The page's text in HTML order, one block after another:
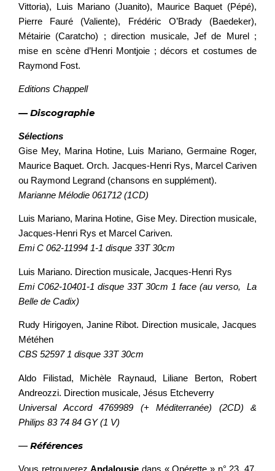
Vittoria), Luis Mariano (Juanito), Maurice Baquet (Pépé),
Pierre Fauré (Valiente), Frédéric O’Brady (Baedeker),
Métairie (Caratcho) ; direction musicale, Jef de Murel ;
mise en scène d’Henri Montjoie ; décors et costumes de
Raymond Fost.
Editions Chappell
— Discographie
Sélections
Gise Mey, Marina Hotine, Luis Mariano, Germaine Roger,
Maurice Baquet. Orch. Jacques-Henri Rys, Marcel Cariven
ou Raymond Legrand (chansons en supplément).
Marianne Mélodie 061712 (1CD)
Luis Mariano, Marina Hotine, Gise Mey. Direction musicale,
Jacques-Henri Rys et Marcel Cariven.
Emi C 062-11994 1-1 disque 33T 30cm
Luis Mariano. Direction musicale, Jacques-Henri Rys
Emi C062-10401-1 disque 33T 30cm 1 face (au verso, La
Belle de Cadix)
Rudy Hirigoyen, Janine Ribot. Direction musicale, Jacques
Météhen
CBS 52597 1 disque 33T 30cm
Aldo Filistad, Michèle Raynaud, Liliane Berton, Robert
Andreozzi. Direction musicale, Jésus Etcheverry
Universal Accord 4769989 (+ Méditerranée) (2CD) &
Philips 83 74 84 GY (1 V)
— Références